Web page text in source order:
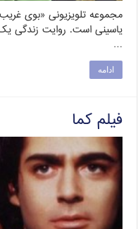
یاسینی است. روایت
…
ادامه
فیلم کما